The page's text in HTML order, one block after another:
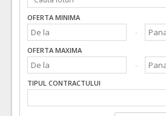
OFERTA MINIMA
OFERTA MAXIMA
TIPUL CONTRACTULUI